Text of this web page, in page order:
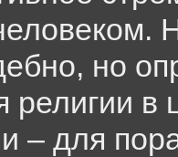
но
религии в
– для